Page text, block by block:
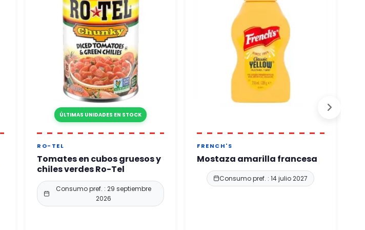
ÚLTIMAS UNIDADES EN STOCK
RO-TEL
Tomates en cubos gruesos y
chiles verdes Ro-Tel
Consumo pref. : 29 septiembre
2026
FRENCH'S
Mostaza amarilla francesa
Consumo pref. : 14 julio 2027